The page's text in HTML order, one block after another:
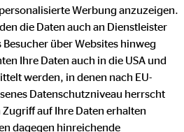
Werbung anzuzeigen.
die Daten auch an Dienstleister
über Websites hinweg
Ihre Daten auch in die USA und
werden, in denen nach EU-
Datenschutzniveau herrscht
auf Ihre Daten erhalten
dagegen hinreichende